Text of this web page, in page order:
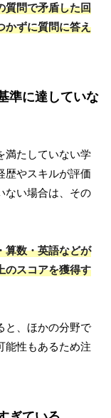
質問で矛盾した回
かずに質問に答え
準に達していな
満たしていない学
歴やスキルが評価
ない場合は、その
算数・英語などが
のスコアを獲得す
と、ほかの分野で
能性もあるため注